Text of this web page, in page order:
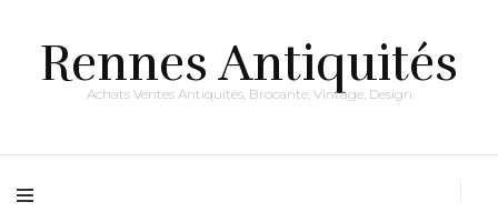
Rennes Antiquités
Achats Ventes Antiquités, Brocante, Vintage, Design